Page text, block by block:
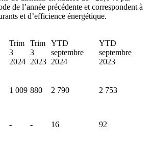
de l’année précédente et correspondent à
et d’efficience énergétique.
Trim
3
2024
Trim
3
2023
YTD
septembre
2024
YTD
septembre
2023
1 009 880 2 790 2 753
- - 16 92